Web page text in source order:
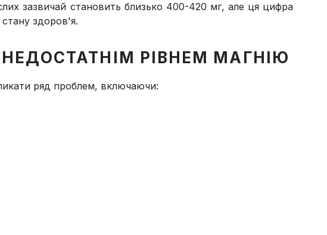
зазвичай становить близько 400-420 мг, але ця цифра
стану здоров'я.
РІВНЕМ МАГНІЮ
ряд проблем, включаючи: